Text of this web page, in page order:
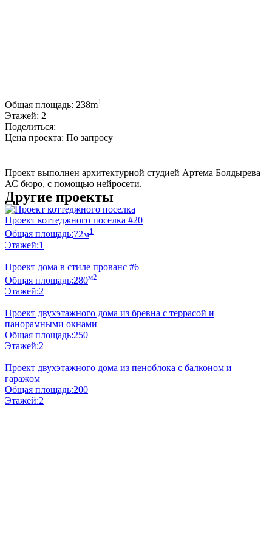
Общая площадь: 238m1
Этажей: 2
Поделиться:
Цена проекта: По запросу
Проект выполнен архитектурной студией Артема Болдырева
АС бюро, с помощью нейросети.
Другие проекты
Проект коттеджного поселка #20
Общая площадь:72м1
Этажей:1
Проект дома в стиле прованс #6
Общая площадь:280м2
Этажей:2
Проект двухэтажного дома из бревна с террасой и
панорамными окнами
Общая площадь:250
Этажей:2
Проект двухэтажного дома из пеноблока с балконом и
гаражом
Общая площадь:200
Этажей:2